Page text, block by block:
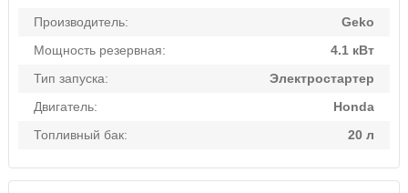
Производитель:
Geko
Мощность резервная:
4.1 кВт
Тип запуска:
Электростартер
Двигатель:
Honda
Топливный бак:
20 л